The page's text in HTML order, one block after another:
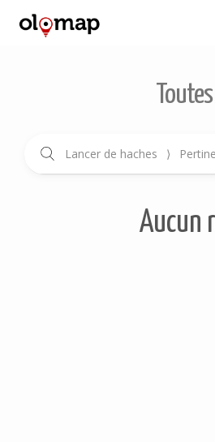
Lancer de haches ⟩
Aucun